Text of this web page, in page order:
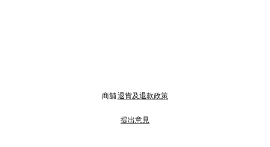
商舖退貨及退款政策
提出意見